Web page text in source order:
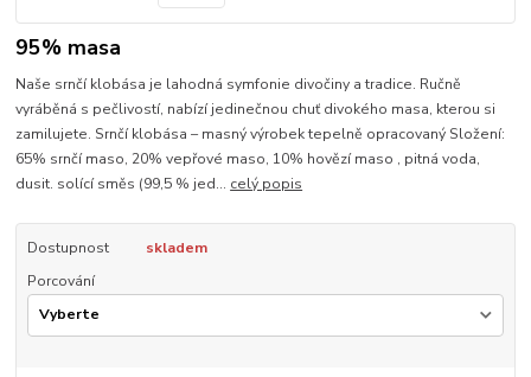
95% masa
Naše srnčí klobása je lahodná symfonie divočiny a tradice. Ručně
vyráběná s pečlivostí, nabízí jedinečnou chuť divokého masa, kterou si
zamilujete. Srnčí klobása – masný výrobek tepelně opracovaný Složení:
65% srnčí maso, 20% vepřové maso, 10% hovězí maso , pitná voda,
dusit. solící směs (99,5 % jed... celý popis
Dostupnost
skladem
Porcování